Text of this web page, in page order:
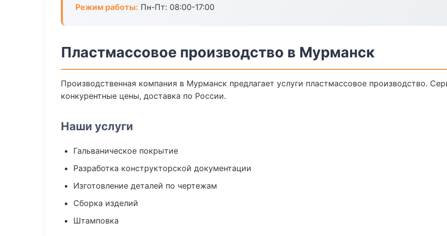
Режим работы: Пн-Пт: 08:00-17:00
Пластмассовое производство в Мурманск
Производственная компания в Мурманск предлагает услуги пластмассовое производство.
конкурентные цены, доставка по России.
Наши услуги
Гальваническое покрытие
Разработка конструкторской документации
Изготовление деталей по чертежам
Сборка изделий
Штамповка